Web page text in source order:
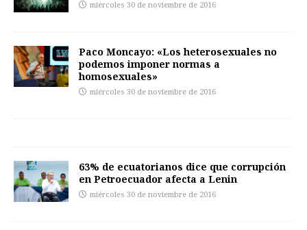
miércoles 30 de noviembre de 2016
Paco Moncayo: «Los heterosexuales no
podemos imponer normas a
homosexuales»
miércoles 30 de noviembre de 2016
63% de ecuatorianos dice que corrupción
en Petroecuador afecta a Lenin
miércoles 30 de noviembre de 2016